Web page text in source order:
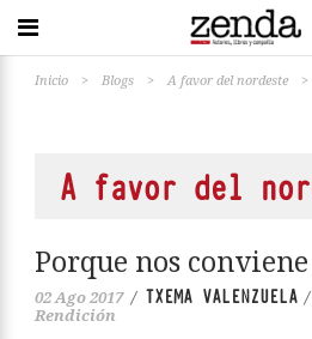
Inicio > Blogs > A favor del nordeste >
A favor del
Porque nos conviene
02 Ago 2017 / TXEMA VALENZUELA /
Rendición